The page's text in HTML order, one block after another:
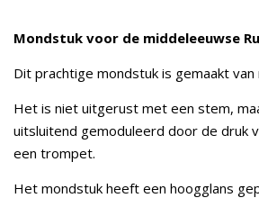
Mondstuk voor de middeleeuwse
Dit prachtige mondstuk is gemaakt van
Het is niet uitgerust met een stem,
uitsluitend gemoduleerd door de druk
een trompet.
Het mondstuk heeft een hoogglans